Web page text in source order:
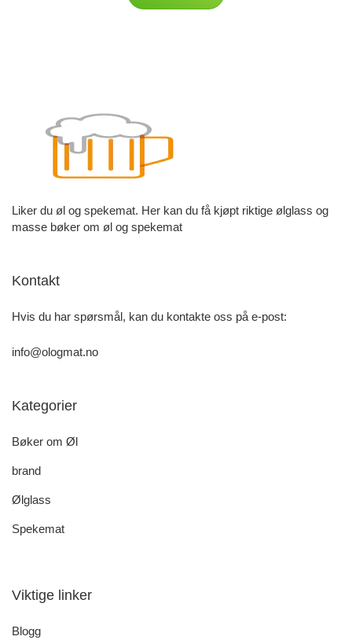
Liker du øl og spekemat. Her kan du få kjøpt riktige ølglass og
masse bøker om øl og spekemat
Kontakt
Hvis du har spørsmål, kan du kontakte oss på e-post:
info@ologmat.no
Kategorier
Bøker om Øl
brand
Ølglass
Spekemat
Viktige linker
Blogg